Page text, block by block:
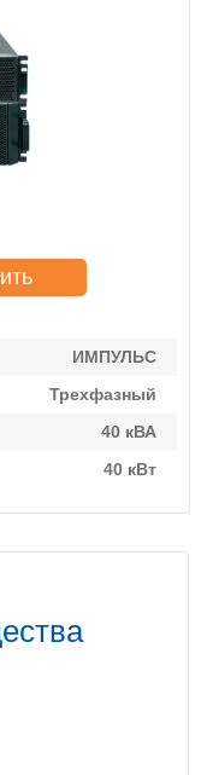
ИМПУЛЬС
Трехфазный
40 кВА
40 кВт